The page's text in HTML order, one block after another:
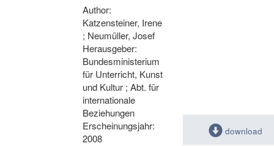
Author:
Katzensteiner, Irene
; Neumüller, Josef
Herausgeber:
Bundesministerium
für Unterricht, Kunst
und Kultur ; Abt. für
internationale
Beziehungen
Erscheinungsjahr:
2008
download